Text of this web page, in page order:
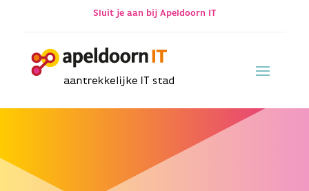
Sluit je aan bij Apeldoorn IT